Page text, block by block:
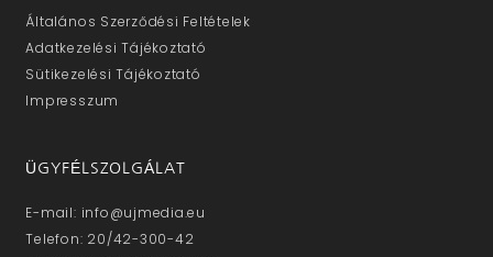
Általános Szerződési Feltételek
Adatkezelési Tájékoztató
Sütikezelési Tájékoztató
Impresszum
ÜGYFÉLSZOLGÁLAT
E-mail: info@ujmedia.eu
Telefon: 20/42-300-42